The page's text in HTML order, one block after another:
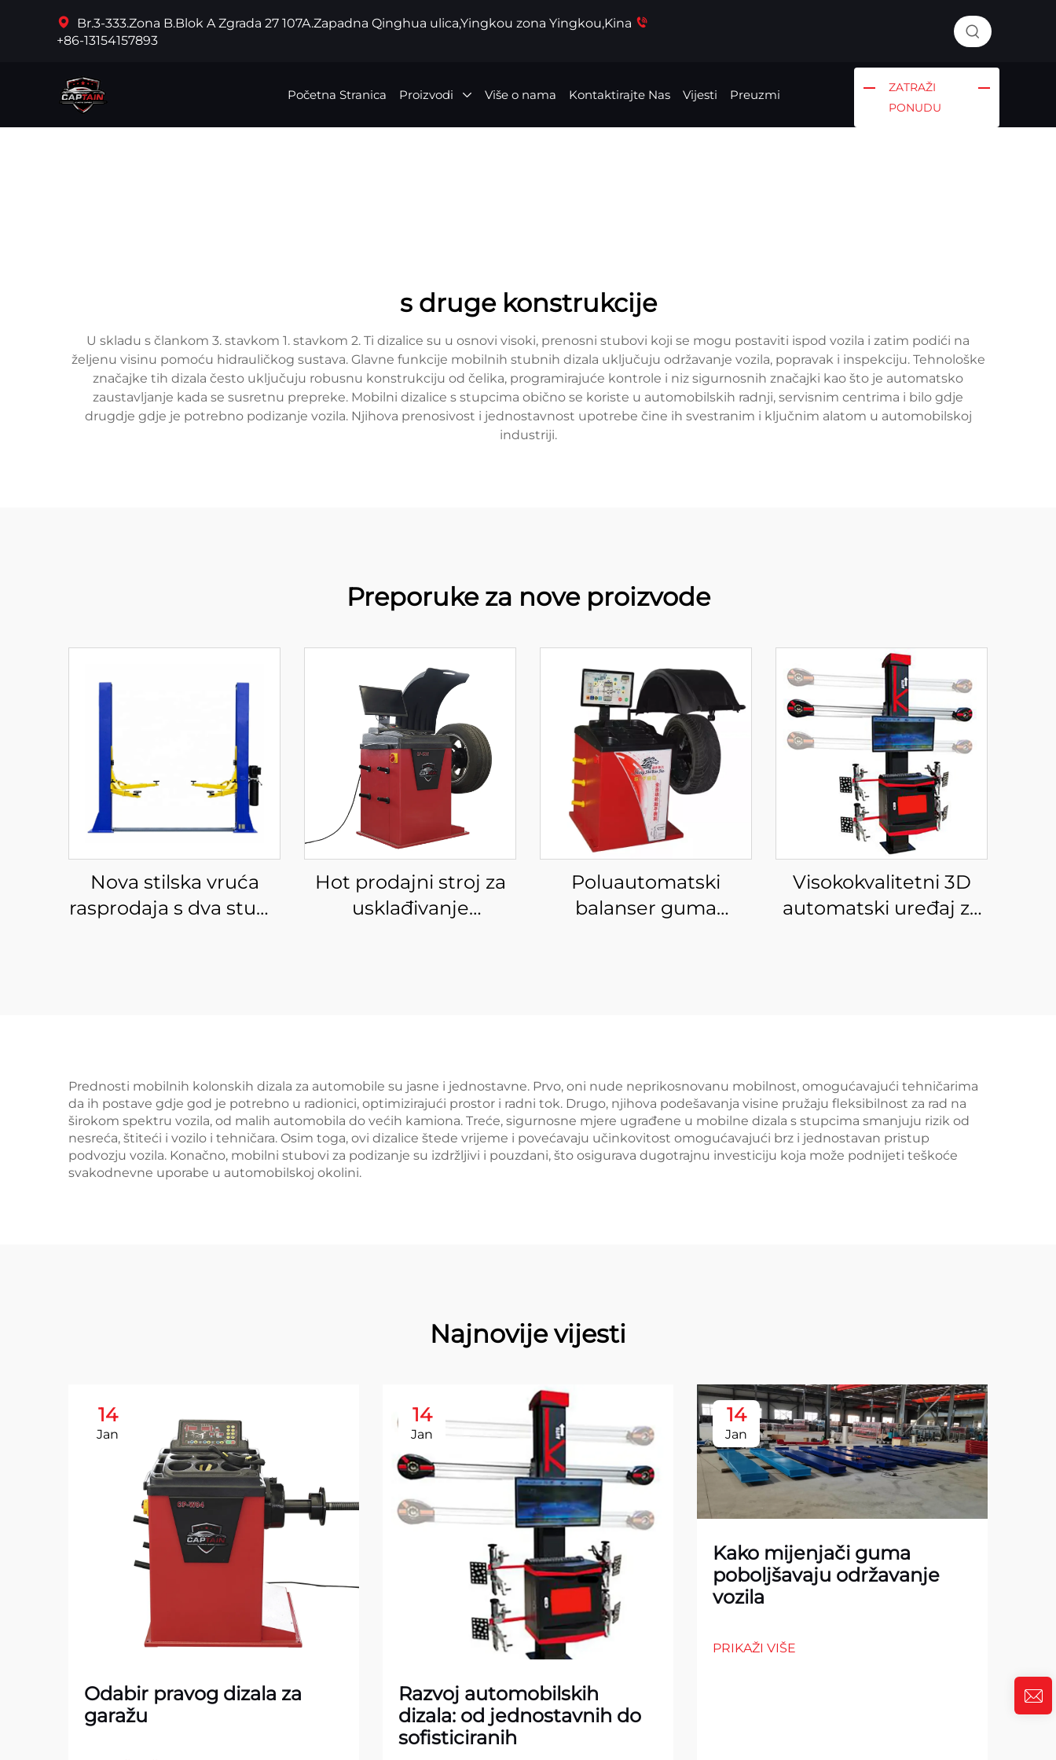
Br.3-333.Zona B.Blok A Zgrada 27 107A.Zapadna Qinghua ulica,Yingkou zona Yingkou,Kina
+86-13154157893
Početna Stranica Proizvodi Više o nama Kontaktirajte Nas Vijesti Preuzmi
ZATRAŽI
PONUDU
s druge konstrukcije
U skladu s člankom 3. stavkom 1. stavkom 2. Ti dizalice su u osnovi visoki, prenosni stubovi koji se mogu postaviti ispod vozila i zatim podići na
željenu visinu pomoću hidrauličkog sustava. Glavne funkcije mobilnih stubnih dizala uključuju održavanje vozila, popravak i inspekciju. Tehnološke
značajke tih dizala često uključuju robusnu konstrukciju od čelika, programirajuće kontrole i niz sigurnosnih značajki kao što je automatsko
zaustavljanje kada se susretnu prepreke. Mobilni dizalice s stupcima obično se koriste u automobilskih radnji, servisnim centrima i bilo gdje
drugdje gdje je potrebno podizanje vozila. Njihova prenosivost i jednostavnost upotrebe čine ih svestranim i ključnim alatom u automobilskoj
industriji.
Preporuke za nove proizvode
Nova stilska vruća
rasprodaja s dva stupa
Hot prodajni stroj za
usklađivanje
Poluautomatski
balanser guma
Visokokvalitetni 3D
automatski uređaj za
Prednosti mobilnih kolonskih dizala za automobile su jasne i jednostavne. Prvo, oni nude neprikosnovanu mobilnost, omogućavajući tehničarima
da ih postave gdje god je potrebno u radionici, optimizirajući prostor i radni tok. Drugo, njihova podešavanja visine pružaju fleksibilnost za rad na
širokom spektru vozila, od malih automobila do većih kamiona. Treće, sigurnosne mjere ugrađene u mobilne dizala s stupcima smanjuju rizik od
nesreća, štiteći i vozilo i tehničara. Osim toga, ovi dizalice štede vrijeme i povećavaju učinkovitost omogućavajući brz i jednostavan pristup
podvozju vozila. Konačno, mobilni stubovi za podizanje su izdržljivi i pouzdani, što osigurava dugotrajnu investiciju koja može podnijeti teškoće
svakodnevne uporabe u automobilskoj okolini.
Najnovije vijesti
14
Jan
Odabir pravog dizala za
garažu
14
Jan
Razvoj automobilskih
dizala: od jednostavnih do
sofisticiranih
14
Jan
Kako mijenjači guma
poboljšavaju održavanje
vozila
PRIKAŽI VIŠE
10
za